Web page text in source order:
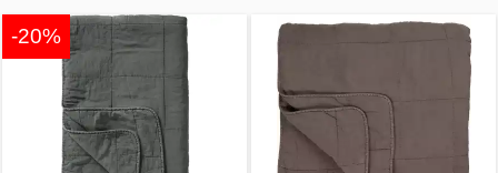
-20%